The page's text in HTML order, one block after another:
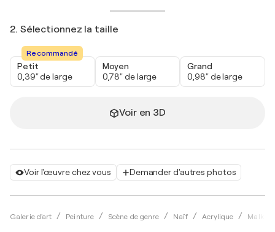
Voir l'œuvre chez vous Demander d'autres photos
Galerie d'art Peinture Scène de genre Naïf Acrylique Malka
2. Sélectionnez la taille
Recommandé
Petit
0,39" de large
Moyen
0,78" de large
Grand
0,98" de large
Voir en 3D